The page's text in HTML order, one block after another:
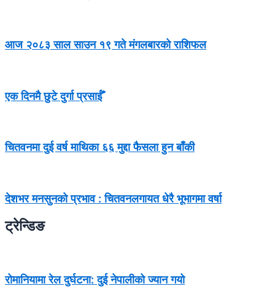
आज २०८३ साल साउन १९ गते मंगलबारको राशिफल
एक दिनमै छुटे दुर्गा प्रसाईँ
चितवनमा दुई वर्ष माथिका ६६ मुद्दा फैसला हुन बाँकी
देशभर मनसुनको प्रभाव : चितवनलगायत धेरै भूभागमा वर्षा
ट्रेन्डिङ
रोमानियामा रेल दुर्घटना: दुई नेपालीको ज्यान गयो